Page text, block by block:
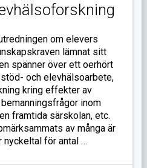
om elevers
lämnat sitt
spänner över ett oerhört
och elevhälsoarbete,
kring effekter av
inom
framtida särskolan, etc.
av många är
nyckeltal för antal …